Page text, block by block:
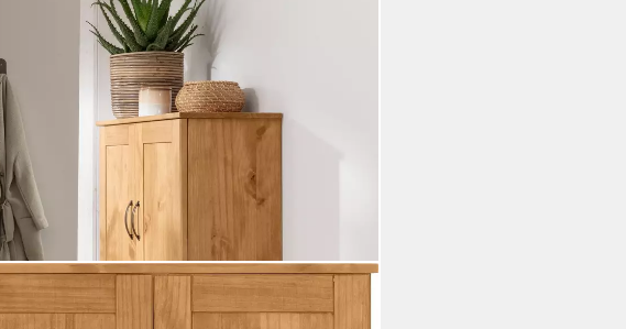
Rodby FSC®-zertifiziertes Massivholz, Breite